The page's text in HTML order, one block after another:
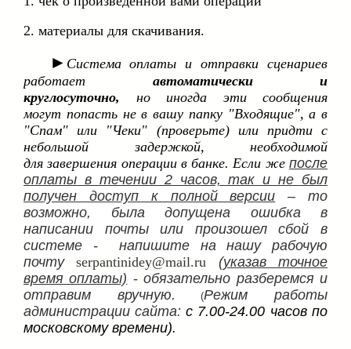
2. материалы для скачивания.
► Система оплаты и отправки сценариев
работает автоматически и
круглосуточно, но иногда эти сообщения
могут попасть не в вашу папку "Входящие", а в
"Спам" или "Чеки" (проверьте) или придти с
небольшой задержкой, необходимой
для завершения операции в банке. Если же после
оплаты в течении 2 часов, так и не был
получен доступ к полной версии – то
возможно, была допущена ошибка в
написании почты или произошел сбой в
системе -
напишите на нашу рабочую
почтуserpantinidey@mail.ru (указав точное
время оплаты) -обязательно разберемся и
отправим вручную.
(Режим работы
администрации сайта: с 7.00-24.00 часов по
московскому времени).